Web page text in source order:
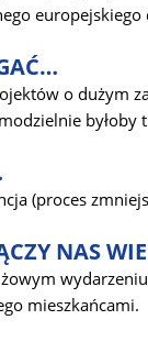
europejskiego
o dużym
byłoby
(proces
NAS
mieszkańcami.